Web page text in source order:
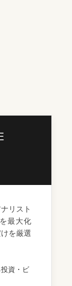
リスト
最大化
を厳選
資・ビ